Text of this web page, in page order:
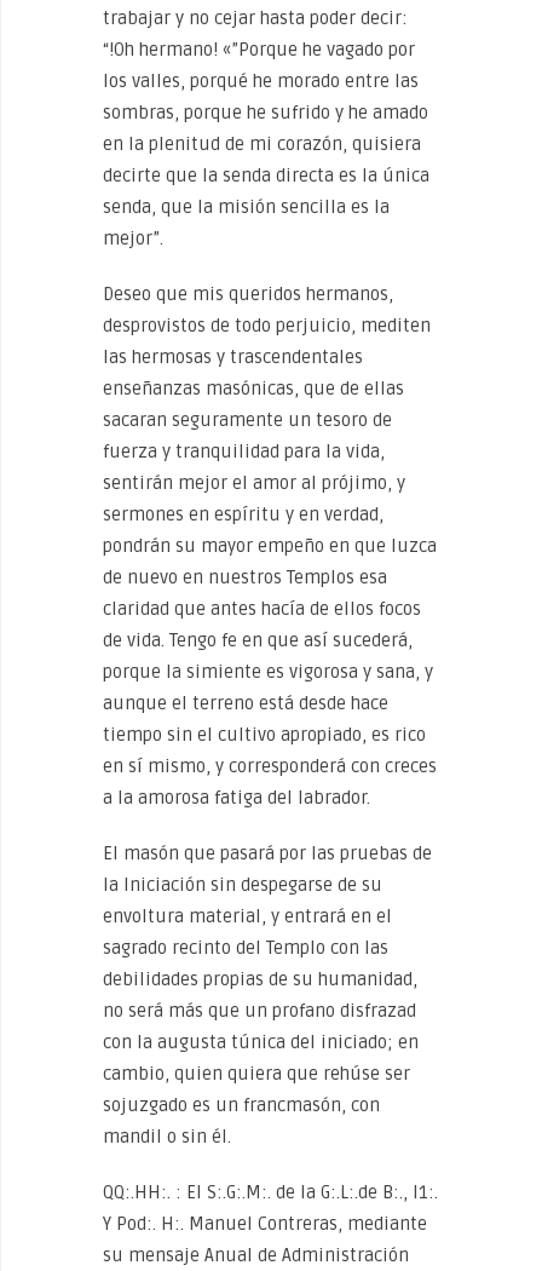
trabajar y no cejar hasta poder decir:
“!Oh hermano! «”Porque he vagado por
los valles, porqué he morado entre las
sombras, porque he sufrido y he amado
en la plenitud de mi corazón, quisiera
decirte que la senda directa es la única
senda, que la misión sencilla es la
mejor”.
Deseo que mis queridos hermanos,
desprovistos de todo perjuicio, mediten
las hermosas y trascendentales
enseñanzas masónicas, que de ellas
sacaran seguramente un tesoro de
fuerza y tranquilidad para la vida,
sentirán mejor el amor al prójimo, y
sermones en espíritu y en verdad,
pondrán su mayor empeño en que luzca
de nuevo en nuestros Templos esa
claridad que antes hacía de ellos focos
de vida. Tengo fe en que así sucederá,
porque la simiente es vigorosa y sana, y
aunque el terreno está desde hace
tiempo sin el cultivo apropiado, es rico
en sí mismo, y corresponderá con creces
a la amorosa fatiga del labrador.
El masón que pasará por las pruebas de
la Iniciación sin despegarse de su
envoltura material, y entrará en el
sagrado recinto del Templo con las
debilidades propias de su humanidad,
no será más que un profano disfrazad
con la augusta túnica del iniciado; en
cambio, quien quiera que rehúse ser
sojuzgado es un francmasón, con
mandil o sin él.
QQ:.HH:. : El S:.G:.M:. de la G:.L:.de B:., I1:.
Y Pod:. H:. Manuel Contreras, mediante
su mensaje Anual de Administración